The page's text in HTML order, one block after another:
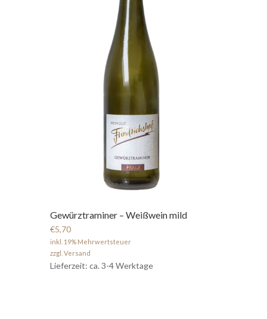
Gewürztraminer – Weißwein mild
€5,70
inkl. 19% Mehrwertsteuer
zzgl. Versand
Lieferzeit: ca. 3-4 Werktage